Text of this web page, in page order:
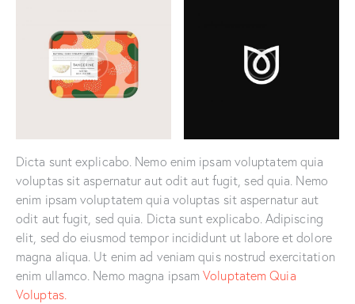
Dicta sunt explicabo. Nemo enim ipsam voluptatem quia
voluptas sit aspernatur aut odit aut fugit, sed quia. Nemo
enim ipsam voluptatem quia voluptas sit aspernatur aut
odit aut fugit, sed quia. Dicta sunt explicabo. Adipiscing
elit, sed do eiusmod tempor incididunt ut labore et dolore
magna aliqua. Ut enim ad veniam quis nostrud exercitation
enim ullamco. Nemo magna ipsamVoluptatem Quia
Voluptas.